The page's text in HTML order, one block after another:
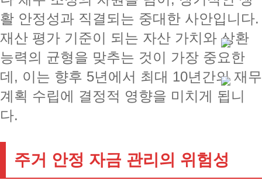
활 안정성과 직결되는 중대한 사안입니다.
재산 평가 기준이 되는 자산 가치와 상환
능력의 균형을 맞추는 것이 가장 중요한
데, 이는 향후 5년에서 최대 10년간의 재무
계획 수립에 결정적 영향을 미치게 됩니
다.
주거 안정 자금 관리의 위험성